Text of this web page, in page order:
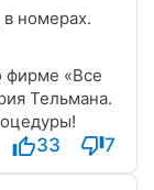
номерах.
фирме «Все
Тельмана.
33 7